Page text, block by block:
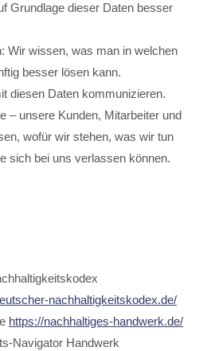
Grundlage dieser Daten besser
Wir wissen, was man in welchen
besser lösen kann.
diesen Daten kommunizieren.
– unsere Kunden, Mitarbeiter und
wofür wir stehen, was wir tun
sich bei uns verlassen können.
nachhaltigkeitskodex.de/
https://nachhaltiges-handwerk.de/
Navigator Handwerk